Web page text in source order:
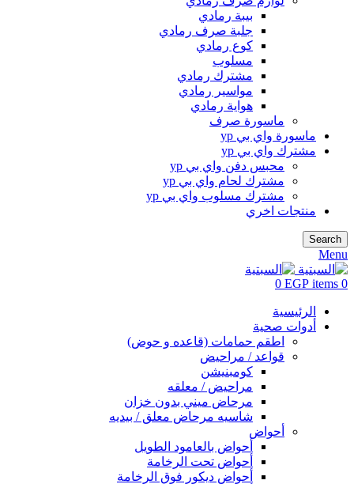
بيبة رمادي
جلبة صرف رمادي
كوع رمادي
مسلوب
مشترك رمادي
مواسير رمادي
هواية رمادي
ماسورة صرف
ماسورة واي بي yp
مشترك واي بي yp
محبس دفن واي بي yp
مشترك لحام واي بي yp
مشترك مسلوب واي بي yp
منتجات اخري
Search
Menu
0
items
0 EGP
الرئيسية
أدوات صحية
اطقم حمامات (قاعده و حوض)
قواعد / مراحيض
كومبنيشن
مراحيض / معلقه
مرحاض ميني بدون خزان
شاسيه مرحاض معلق / بيديه
أحواض
أحواض بالعامود الطويل
أحواض تحت الرخامة
أحواض ديكور فوق الرخامة